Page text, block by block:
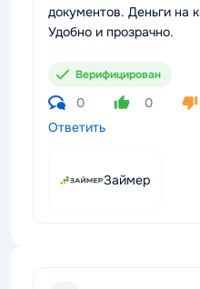
документов. Деньги на
Удобно и прозрачно.
Верифицирован
0 0
Ответить
Займер